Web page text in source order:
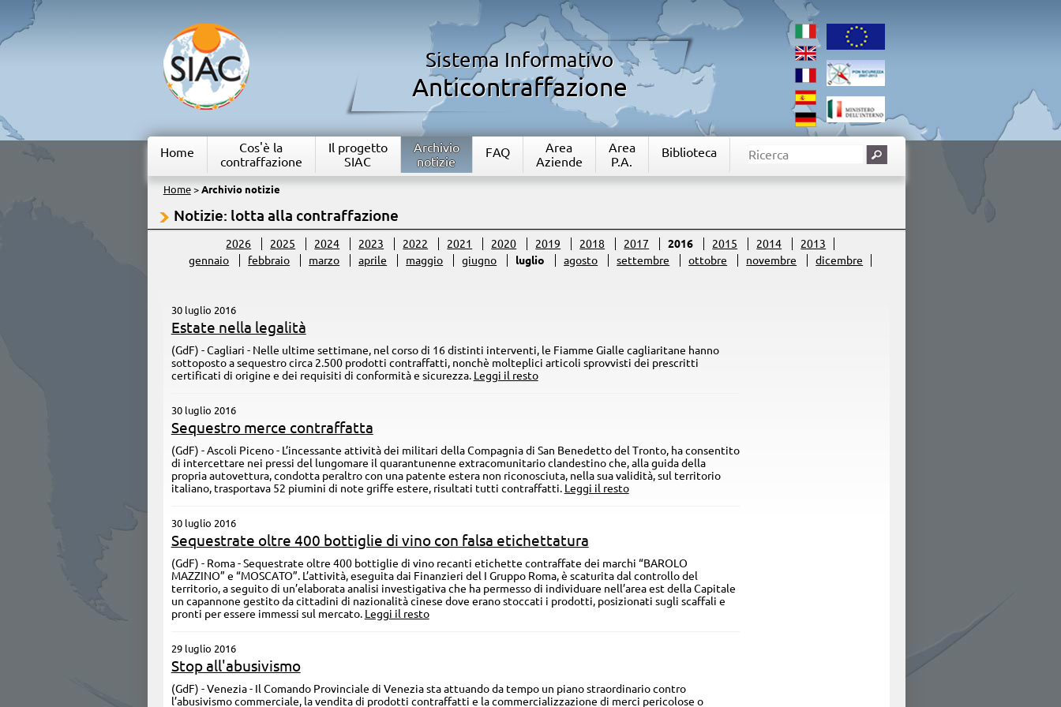
Sistema Informativo
Anticontraffazione
Home
Cos'è la
contraffazione
Il progetto
SIAC
Archivio
notizie
FAQ
Area
Aziende
Area
P.A.
Biblioteca
Home> Archivio notizie
Notizie: lotta alla contraffazione
2026 2025 2024 2023 2022 2021 2020 2019 2018 2017 2016 2015 2014
2013
gennaio
febbraio marzo aprile maggio giugno luglio agosto settembre ottobre novembre dicembre
30 luglio 2016
Estate nella legalità
(GdF) - Cagliari - Nelle ultime settimane, nel corso di 16 distinti interventi, le Fiamme Gialle cagliaritane hanno
sottoposto a sequestro circa 2.500 prodotti contraffatti, nonchè molteplici articoli sprovvisti dei prescritti
certificati di origine e dei requisiti di conformità e sicurezza. Leggi il resto
30 luglio 2016
Sequestro merce contraffatta
(GdF) - Ascoli Piceno - L’incessante attività dei militari della Compagnia di San Benedetto del Tronto, ha consentito
di intercettare nei pressi del lungomare il quarantunenne extracomunitario clandestino che, alla guida della
propria autovettura, condotta peraltro con una patente estera non riconosciuta, nella sua validità, sul territorio
italiano, trasportava 52 piumini di note griffe estere, risultati tutti contraffatti. Leggi il resto
30 luglio 2016
Sequestrate oltre 400 bottiglie di vino con falsa etichettatura
(GdF) - Roma - Sequestrate oltre 400 bottiglie di vino recanti etichette contraffate dei marchi “BAROLO
MAZZINO” e “MOSCATO”. L’attività, eseguita dai Finanzieri del I Gruppo Roma, è scaturita dal controllo del
territorio, a seguito di un’elaborata analisi investigativa che ha permesso di individuare nell’area est della Capitale
un capannone gestito da cittadini di nazionalità cinese dove erano stoccati i prodotti, posizionati sugli scaffali e
pronti per essere immessi sul mercato. Leggi il resto
29 luglio 2016
Stop all'abusivismo
(GdF) - Venezia - Il Comando Provinciale di Venezia sta attuando da tempo un piano straordinario contro
l’abusivismo commerciale, la vendita di prodotti contraffatti e la commercializzazione di merci pericolose o